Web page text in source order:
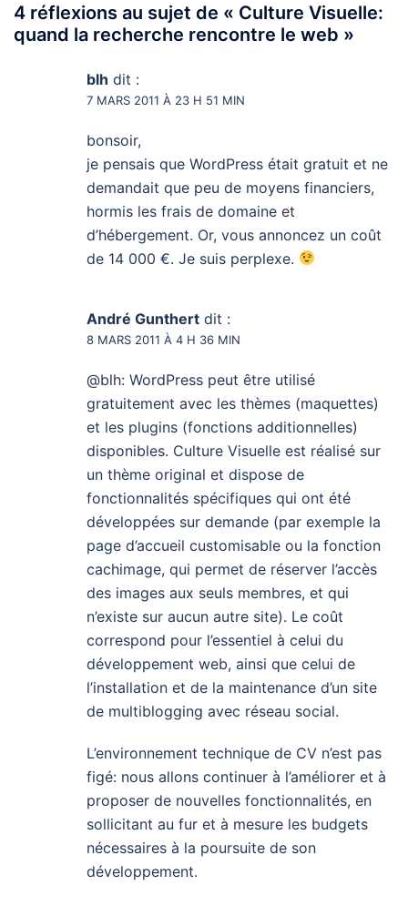
4 réflexions au sujet de « Culture Visuelle:
quand la recherche rencontre le web »
blh dit :
7 MARS 2011 À 23 H 51 MIN
bonsoir,
je pensais que WordPress était gratuit et ne
demandait que peu de moyens financiers,
hormis les frais de domaine et
d’hébergement. Or, vous annoncez un coût
de 14 000 €. Je suis perplexe.
André Gunthert dit :
8 MARS 2011 À 4 H 36 MIN
@blh: WordPress peut être utilisé
gratuitement avec les thèmes (maquettes)
et les plugins (fonctions additionnelles)
disponibles. Culture Visuelle est réalisé sur
un thème original et dispose de
fonctionnalités spécifiques qui ont été
développées sur demande (par exemple la
page d’accueil customisable ou la fonction
cachimage, qui permet de réserver l’accès
des images aux seuls membres, et qui
n’existe sur aucun autre site). Le coût
correspond pour l’essentiel à celui du
développement web, ainsi que celui de
l’installation et de la maintenance d’un site
de multiblogging avec réseau social.
L’environnement technique de CV n’est pas
figé: nous allons continuer à l’améliorer et à
proposer de nouvelles fonctionnalités, en
sollicitant au fur et à mesure les budgets
nécessaires à la poursuite de son
développement.